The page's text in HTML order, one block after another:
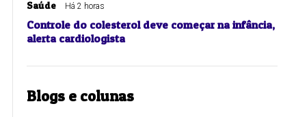
Saúde Há 2 horas
Controle do colesterol deve começar na infância,
alerta cardiologista
Blogs e colunas